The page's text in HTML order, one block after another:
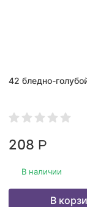
42 бледно-
208 Р
В наличии
В